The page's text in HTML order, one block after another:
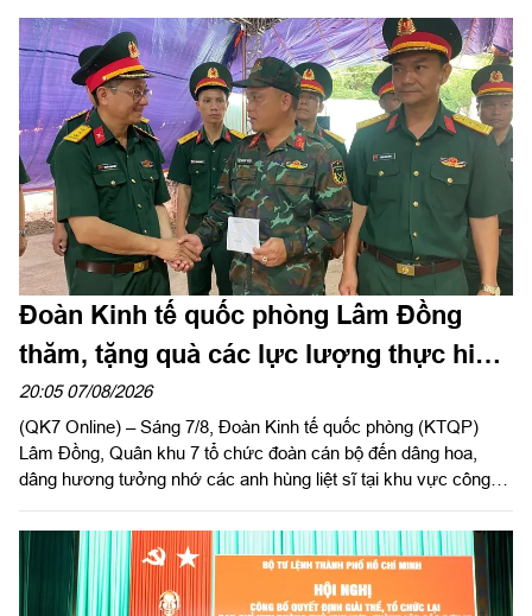
vụ chương trình "Tổ quốc trong tim" do báo Nhân dân tổ chức.
Đoàn Kinh tế quốc phòng Lâm Đồng
thăm, tặng quà các lực lượng thực hiện
nhiệm vụ tìm kiếm, quy tập hài cốt liệt sĩ
20:05 07/08/2026
(QK7 Online) – Sáng 7/8, Đoàn Kinh tế quốc phòng (KTQP)
Lâm Đồng, Quân khu 7 tổ chức đoàn cán bộ đến dâng hoa,
dâng hương tưởng nhớ các anh hùng liệt sĩ tại khu vực công
Đồng Nai do Thượng tá Đinh Nho Hùng, Đoàn trưởng Đoàn
KTQP Lâm Đồng làm trưởng đoàn.